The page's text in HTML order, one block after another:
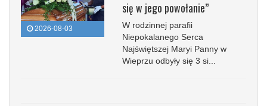
2026-08-03
się w jego powołanie”
W rodzinnej parafii
Niepokalanego Serca
Najświętszej Maryi Panny w
Wieprzu odbyły się 3 si...